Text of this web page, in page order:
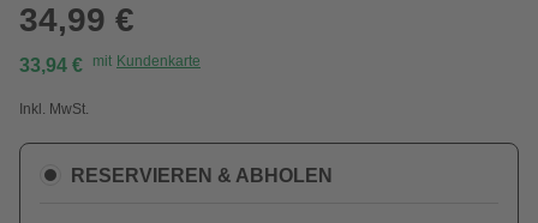
34,99 €
33,94 € mit Kundenkarte
Inkl. MwSt.
RESERVIEREN & ABHOLEN